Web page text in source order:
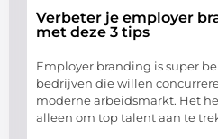
Verbeter je employer
met deze 3 tips
Employer branding is super
bedrijven die willen
moderne arbeidsmarkt. Het
alleen om top talent aan te